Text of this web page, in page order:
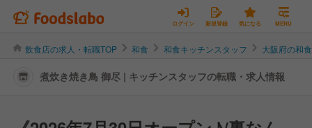
ログイン 新規登録 気になる MENU
飲食店の求人・転職TOP 和食 和食キッチンスタッフ 大阪府の和
煮炊き焼き鳥 御尽 | キッチンスタッフの転職・求人情報